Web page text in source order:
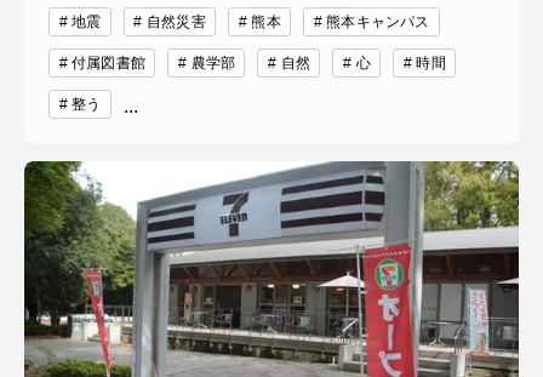
地震 自然災害 熊本 熊本キャンパス
付属図書館 農学部 自然 心 時間
整う ...